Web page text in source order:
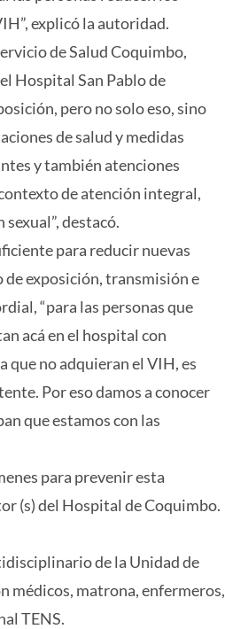
explicó la autoridad.
de Salud Coquimbo,
Hospital San Pablo de
pero no solo eso, sino
de salud y medidas
y también atenciones
de atención integral,
destacó.
para reducir nuevas
exposición, transmisión e
“para las personas que
acá en el hospital con
que no adquieran el VIH, es
Por eso damos a conocer
que estamos con las
para prevenir esta
(s) del Hospital de Coquimbo.
de la Unidad de
médicos, matrona, enfermeros,
TENS.